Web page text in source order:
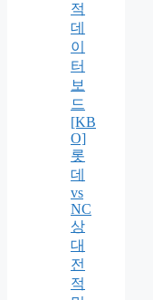
적
데
이
터
보
드
[KB
O]
롯
데
vs
NC
상
대
전
적